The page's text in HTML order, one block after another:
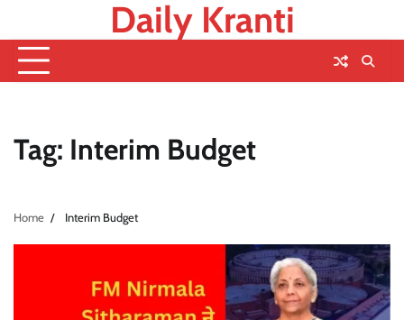
content
Daily Kranti
Tag: Interim Budget
Home Interim Budget